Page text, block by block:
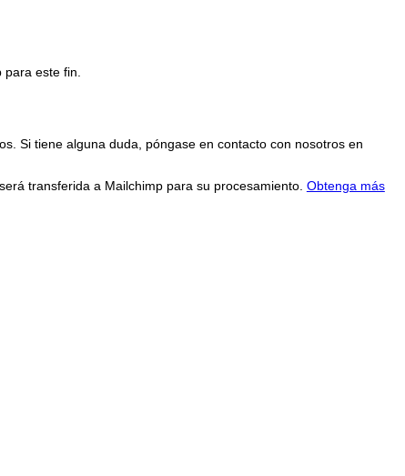
para este fin.
Si tiene alguna duda, póngase en contacto con nosotros en
transferida a Mailchimp para su procesamiento. Obtenga más